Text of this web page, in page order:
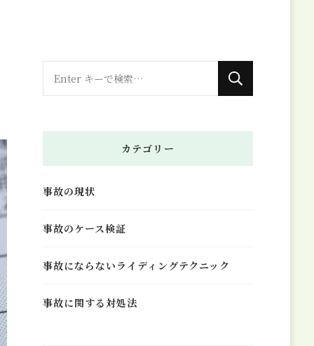
な
に
お
で
す
?
カテゴリー
事故の現状
事故のケース検証
事故にならないライディングテクニック
事故に関する対処法